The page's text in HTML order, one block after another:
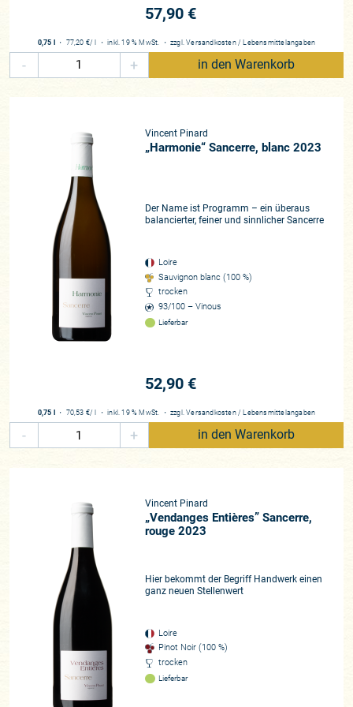
umfasst die wohl bekannteste Region für französischen
Klassifizierung und die besonderen Böden prägen den
weltbekannten Weintyp. Sancerre stammt nur aus
das Landschaftsbild der Region: Der berüchtigte „silex“, ein
Feuerstein, die sogenannten „terres blanches“,
Kalksteinböden mit hohem Tonanteil, sowie „caillottes“,
Kalksplitterböden. Diese Lehmund Kalkböden stammen
bereits aus der Jurazeit und prägen die Weine in Verbindung
mit einem kühlen Klima auf eine besondere Art.
Großmeister Pinard aus Bué
Einige der stimmigsten und authentischsten Weine
Sancerres stammen unserer Meinung nach von der Domaine
Vincent Pinard aus Bué, deren Weine wir seit 2020 direkt
importieren. Die 17 Hektar kleine
beiden Brüdern Clément und Florent geführt und kann auf die
Die beiden sind absolute Qualitätsfanatiker. Eine nachhaltige
Bewirtschaftung der Rebanlagen ist selbstverständlich, die
Brüder verstehen darunter den Verzicht jeglicher Herbizide,
Insektizide oder Botrytizide. Alle Trauben werden
selbstverständlich von Hand und in kleine Kisten geerntet,
wobei direkt am Stock bereits auf perfektes Lesegut
begutachtet und nochmals ausgelesen und mit einem eigens
im Weingut selektiertem Hefegemisch vergoren. In letzter
Zeit hat Clément auch seinen Anteil an Barriques im Keller
reduziert und durch Halbstückfässer (600 Liter) ergänzt, um
eine noch purere, präzisere Stilistik zu erreichen, die seinem
Ideal entspricht.
Yohan Castaing vom
und berichtet sichtlich beeindruckt: „Die Produktion liegt
heute in den Händen der beiden Söhne von Vincent, Clément
und Florent, welche die Familienphilosophie vertreten,
wonach die Essenz eines guten Weins aus einem
57,90 €
0,75 l ・ 77,20 €/ l ・inkl. 19 % MwSt. ・ zzgl.Versandkosten / Lebensmittelangaben
- + in den Warenkorb
Vincent Pinard
„Harmonie“ Sancerre, blanc 2023
Der Name ist Programm – ein überaus
balancierter, feiner und sinnlicher Sancerre
Loire
Sauvignon blanc (100 %)
trocken
93/100 – Vinous
Lieferbar
52,90 €
0,75 l ・ 70,53 €/ l ・inkl. 19 % MwSt. ・ zzgl.Versandkosten / Lebensmittelangaben
- + in den Warenkorb
Vincent Pinard
„Vendanges Entières” Sancerre,
rouge 2023
Hier bekommt der Begriff Handwerk einen
ganz neuen Stellenwert
Loire
Pinot Noir (100 %)
trocken
Lieferbar